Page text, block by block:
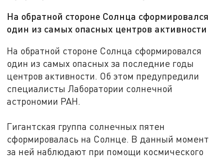
На обратной стороне Солнца сформировался
один из самых опасных центров активности
На обратной стороне Солнца сформировался
один из самых опасных за последние годы
центров активности. Об этом предупредили
специалисты Лаборатории солнечной
астрономии РАН.
Гигантская группа солнечных пятен
сформировалась на Солнце. В данный момент
за ней наблюдают при помощи космического